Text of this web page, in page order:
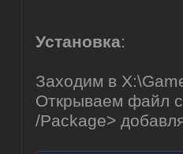
Установка:
Заходим в
Открываем файл
/Package>